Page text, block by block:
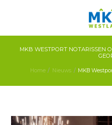
MKB WESTPORT NOTARISSEN
Home Nieuws MKB